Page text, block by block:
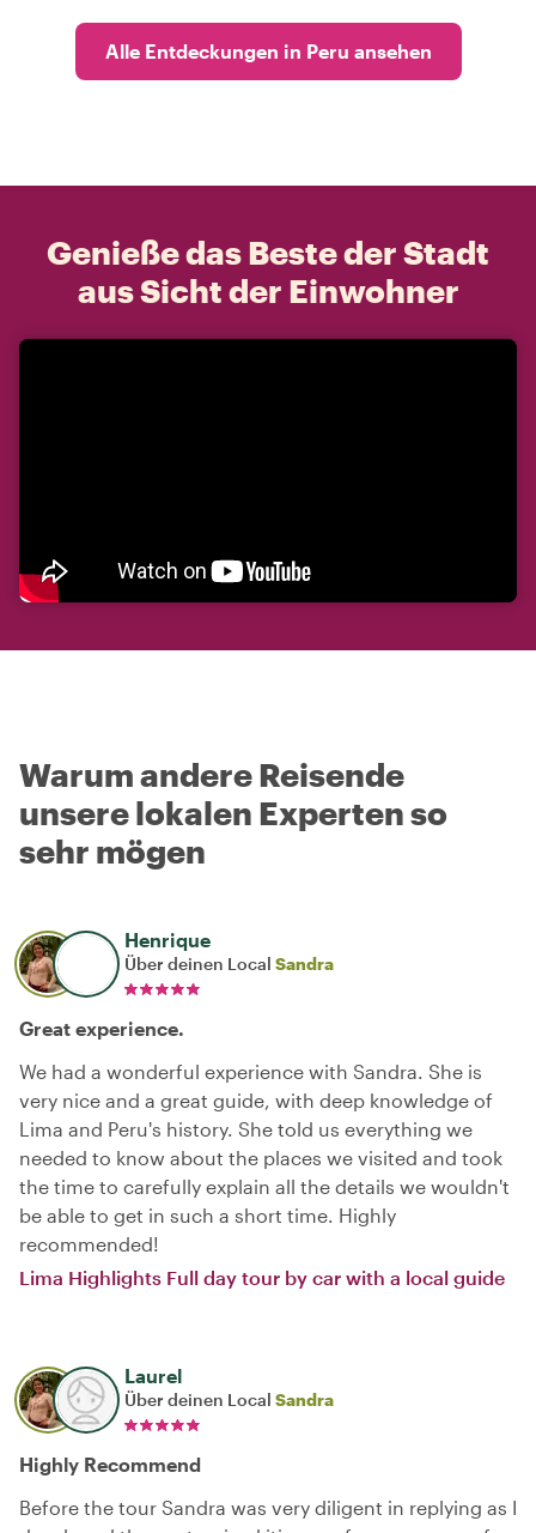
Alle Entdeckungen in Peru ansehen
Genieße das Beste der Stadt
aus Sicht der Einwohner
Warum andere Reisende
unsere lokalen Experten so
sehr mögen
Henrique
Über deinen Local Sandra
Great experience.
We had a wonderful experience with Sandra. She is
very nice and a great guide, with deep knowledge of
Lima and Peru's history. She told us everything we
needed to know about the places we visited and took
the time to carefully explain all the details we wouldn't
be able to get in such a short time. Highly
recommended!
Lima Highlights Full day tour by car with a local guide
Laurel
Über deinen Local Sandra
Highly Recommend
Before the tour Sandra was very diligent in replying as I